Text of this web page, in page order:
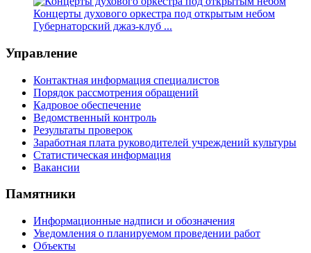
Концерты духового оркестра под открытым небом
Губернаторский джаз-клуб ...
Управление
Контактная информация специалистов
Порядок рассмотрения обращений
Кадровое обеспечение
Ведомственный контроль
Результаты проверок
Заработная плата руководителей учреждений культуры
Статистическая информация
Вакансии
Памятники
Информационные надписи и обозначения
Уведомления о планируемом проведении работ
Объекты